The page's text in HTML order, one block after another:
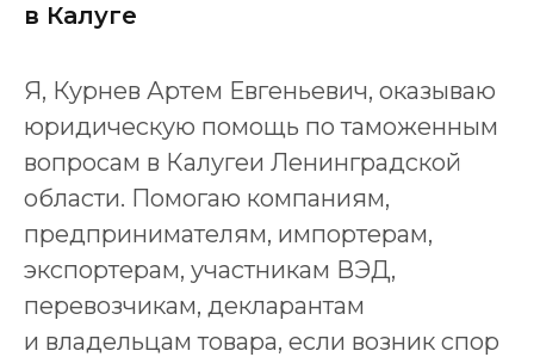
в Калуге
Я, Курнев Артем Евгеньевич, оказываю
юридическую помощь по таможенным
вопросам в Калугеи Ленинградской
области. Помогаю компаниям,
предпринимателям, импортерам,
экспортерам, участникам ВЭД,
перевозчикам, декларантам
и владельцам товара, если возник спор